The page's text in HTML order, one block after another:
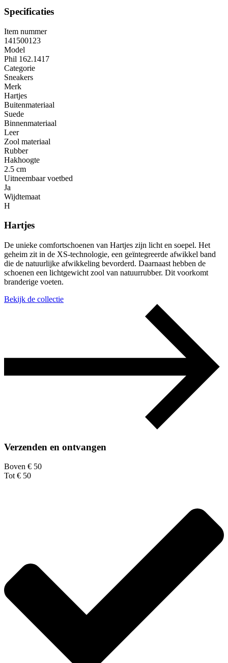
Specificaties
Item nummer
141500123
Model
Phil 162.1417
Categorie
Sneakers
Merk
Hartjes
Buitenmateriaal
Suede
Binnenmateriaal
Leer
Zool materiaal
Rubber
Hakhoogte
2.5 cm
Uitneembaar voetbed
Ja
Wijdtemaat
H
Hartjes
De unieke comfortschoenen van Hartjes zijn licht en soepel. Het
geheim zit in de XS-technologie, een geïntegreerde afwikkel band
die de natuurlijke afwikkeling bevorderd. Daarnaast hebben de
schoenen een lichtgewicht zool van natuurrubber. Dit voorkomt
branderige voeten.
Bekijk de collectie
Verzenden en ontvangen
Boven € 50
Tot € 50